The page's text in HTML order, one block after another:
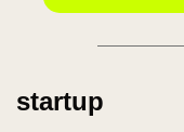
startup